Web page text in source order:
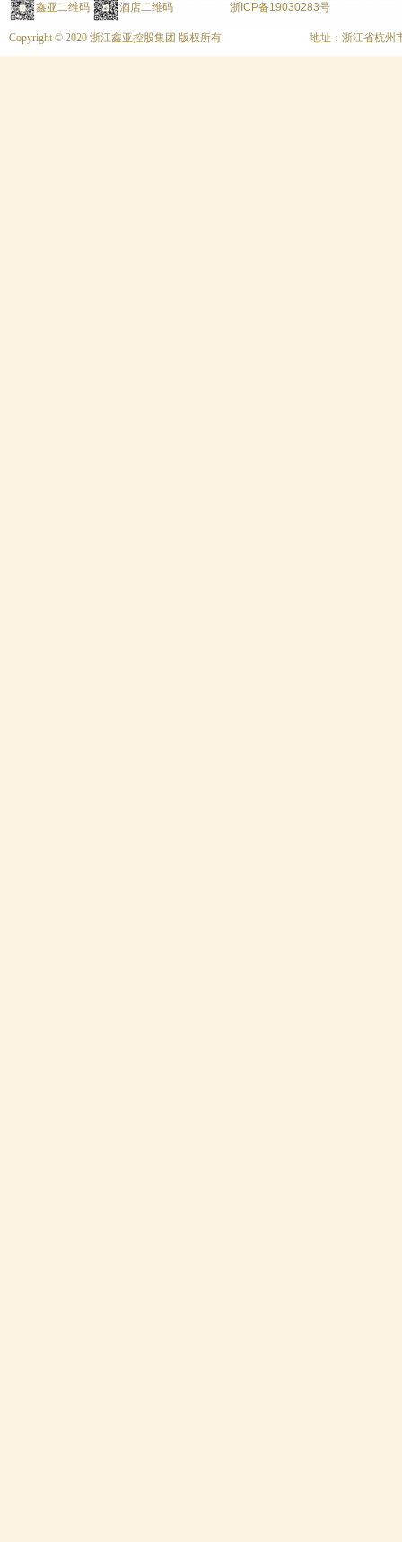
鑫亚二维码 酒店二维码 浙ICP备19030283号
Copyright © 2020 浙江鑫亚控股集团 版权所有 地址：浙江省杭州